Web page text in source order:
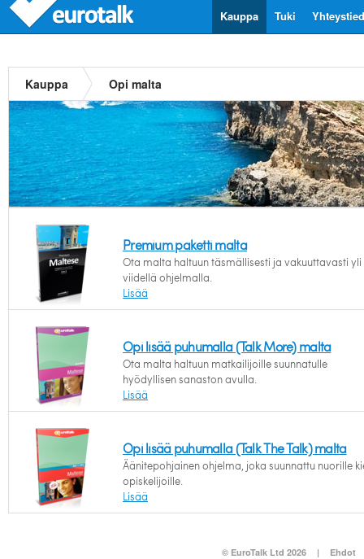
Tuki
Kauppa
Kauppa Opi malta
Premium paketti malta
Ota malta haltuun täsmällisesti ja vakuuttavasti yli
viidellä ohjelmalla.
Lisää
Opi lisää puhumalla (Talk More) malta
Ota malta haltuun matkailijoille suunnatulle
hyödyllisen sanaston avulla.
Lisää
Opi lisää puhumalla (Talk The Talk) malta
Äänitepohjainen ohjelma, joka suunnattu nuorille
opiskelijoille.
Lisää
© EuroTalk Ltd 2026 | Ehdot